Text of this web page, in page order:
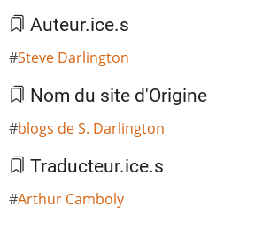
Auteur.ice.s
Steve Darlington
Nom du site d'Origine
blogs de S. Darlington
Traducteur.ice.s
Arthur Camboly